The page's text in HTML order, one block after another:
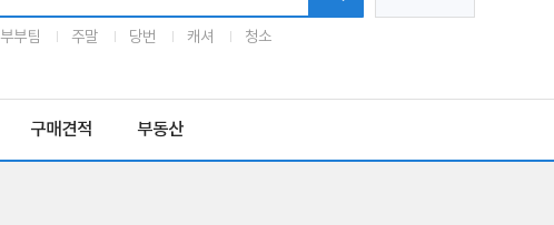
부부팀 주말 당번 캐셔 청소
구매견적 부동산